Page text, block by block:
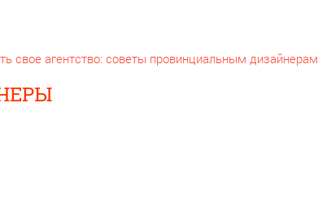
свое агентство: советы провинциальным дизайнерам